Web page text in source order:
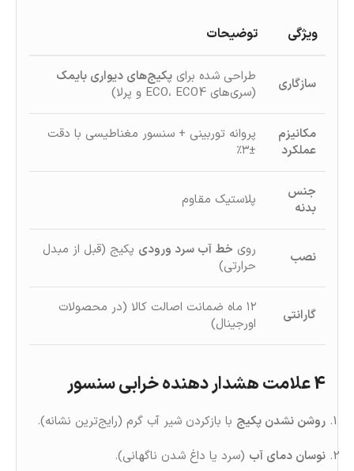
ویژگی توضیحات
سازگاری طراحی شده برای پکیج‌های دیواری بایمک
(سری‌های ECO، ECO4 و پرلا)
مکانیزم
عملکرد
پروانه توربینی + سنسور مغناطیسی با دقت
±۳٪
جنس
بدنه
پلاستیک مقاوم
نصب روی خط آب سرد ورودی پکیج (قبل از مبدل
حرارتی)
گارانتی
۱۲ ماه ضمانت اصالت کالا (در محصولات
اورجینال)
4 علامت هشدار دهنده خرابی سنسور
روشن‌ نشدن پکیج با بازکردن شیر آب گرم (رایج‌ترین نشانه).
نوسان دمای آب (سرد یا داغ شدن ناگهانی).